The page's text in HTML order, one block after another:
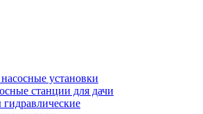
установки
станции для дачи